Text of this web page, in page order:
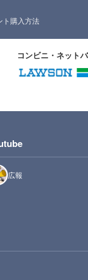
ト購入方法
コンビニ・ネット
広報